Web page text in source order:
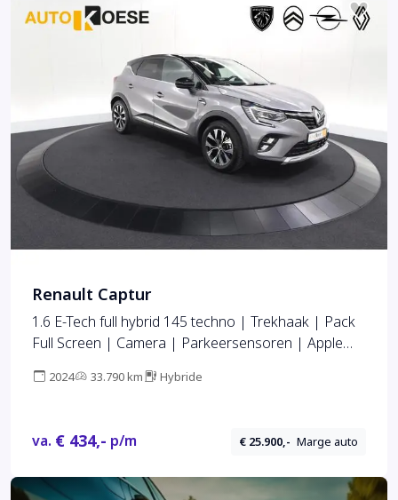
Renault Captur
1.6 E-Tech full hybrid 145 techno | Trekhaak | Pack
Full Screen | Camera | Parkeersensoren | Apple
2024 33.790 km Hybride
va. € 434,- p/m € 25.900,- Marge auto